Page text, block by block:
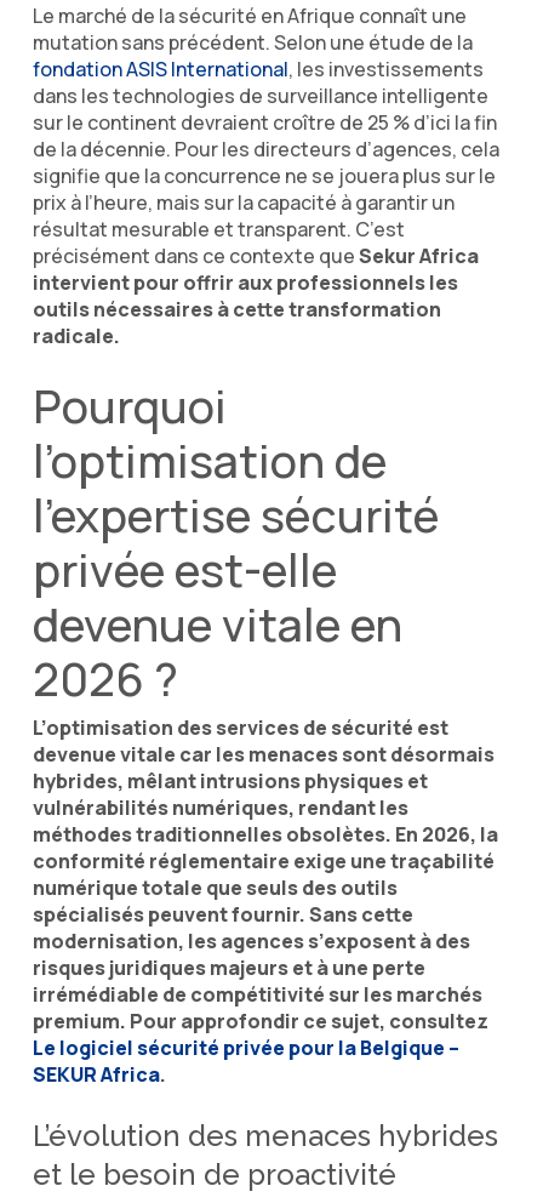
Le marché de la sécurité en Afrique connaît une
mutation sans précédent. Selon une étude de la
fondation ASIS International, les investissements
dans les technologies de surveillance intelligente
sur le continent devraient croître de 25 % d’ici la fin
de la décennie. Pour les directeurs d’agences, cela
signifie que la concurrence ne se jouera plus sur le
prix à l’heure, mais sur la capacité à garantir un
résultat mesurable et transparent. C’est
précisément dans ce contexte queSekur Africa
intervient pour offrir aux professionnels les
outils nécessaires à cette transformation
radicale.
Pourquoi
l’optimisation de
l’expertise sécurité
privée est-elle
devenue vitale en
2026 ?
L’optimisation des services de sécurité est
devenue vitale car les menaces sont désormais
hybrides, mêlant intrusions physiques et
vulnérabilités numériques, rendant les
méthodes traditionnelles obsolètes. En 2026, la
conformité réglementaire exige une traçabilité
numérique totale que seuls des outils
spécialisés peuvent fournir. Sans cette
modernisation, les agences s’exposent à des
risques juridiques majeurs et à une perte
irrémédiable de compétitivité sur les marchés
premium. Pour approfondir ce sujet, consultez
Le logiciel sécurité privée pour la Belgique –
SEKUR Africa.
L’évolution des menaces hybrides
et le besoin de proactivité